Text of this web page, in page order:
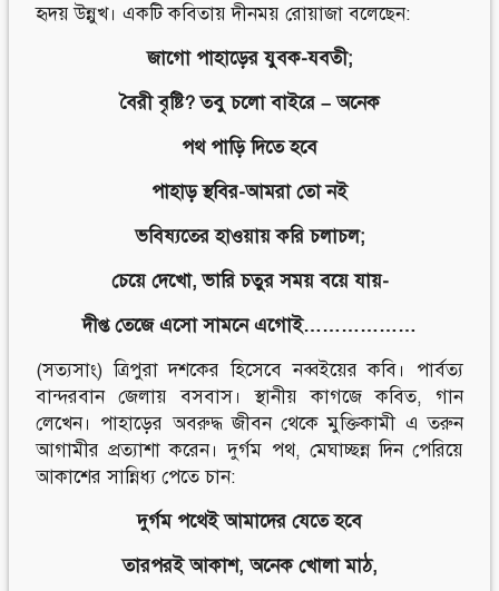
হৃদয় উন্নুখ। একটি কবিতায় দীনময় রোয়াজা বলেছেন:
জাগো পাহাড়ের যুবক-যবতী;
বৈরী বৃষ্টি? তবু চলো বাইরে – অনেক
পথ পাড়ি দিতে হবে
পাহাড় স্থবির-আমরা তো নই
ভবিষ্যতের হাওয়ায় করি চলাচল;
চেয়ে দেখো, ভারি চতুর সময় বয়ে যায়-
দীপ্ত তেজে এসো সামনে এগোই………………
(সত্যসাং) ত্রিপুরা দশকের হিসেবে নব্বইয়ের কবি। পার্বত্য
বান্দরবান জেলায় বসবাস। স্থানীয় কাগজে কবিত, গান
লেখেন। পাহাড়ের অবরুদ্ধ জীবন থেকে মুক্তিকামী এ তরুন
আগামীর প্রত্যাশা করেন। দুর্গম পথ, মেঘাচ্ছন্ন দিন পেরিয়ে
আকাশের সান্নিধ্য পেতে চান:
দুর্গম পথেই আমাদের যেতে হবে
তারপরই আকাশ, অনেক খোলা মাঠ,